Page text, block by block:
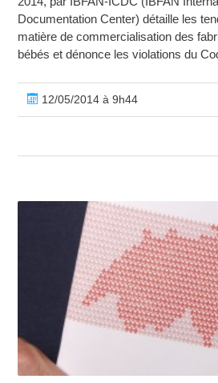
Documentation Center) détaille les
matière de commercialisation des
bébés et dénonce les violations du
12/05/2014 à 9h44